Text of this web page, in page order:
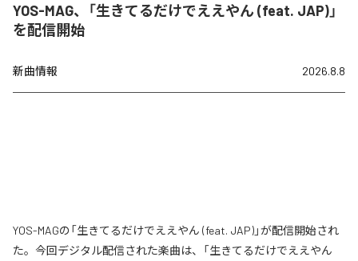
YOS-MAG、「生きてるだけでええやん (feat. JAP)」
を配信開始
新曲情報 2026.8.8
YOS-MAGの「生きてるだけでええやん (feat. JAP)」が配信開始され
た。今回デジタル配信された楽曲は、「生きてるだけでええやん